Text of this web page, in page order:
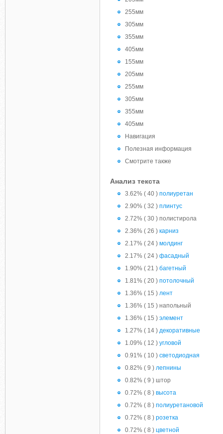
255мм
305мм
355мм
405мм
155мм
205мм
255мм
305мм
355мм
405мм
Навигация
Полезная информация
Смотрите также
Анализ текста
3.62% ( 40 ) полиуретан
2.90% ( 32 ) плинтус
2.72% ( 30 ) полистирола
2.36% ( 26 ) карниз
2.17% ( 24 ) молдинг
2.17% ( 24 ) фасадный
1.90% ( 21 ) багетный
1.81% ( 20 ) потолочный
1.36% ( 15 ) лент
1.36% ( 15 ) напольный
1.36% ( 15 ) элемент
1.27% ( 14 ) декоративные
1.09% ( 12 ) угловой
0.91% ( 10 ) светодиодная
0.82% ( 9 ) лепнины
0.82% ( 9 ) штор
0.72% ( 8 ) высота
0.72% ( 8 ) полиуретановой
0.72% ( 8 ) розетка
0.72% ( 8 ) цветной